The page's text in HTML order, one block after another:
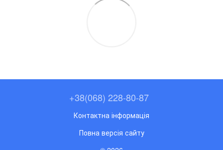
+38(068) 228-80-87
Контактна інформація
Повна версія сайту